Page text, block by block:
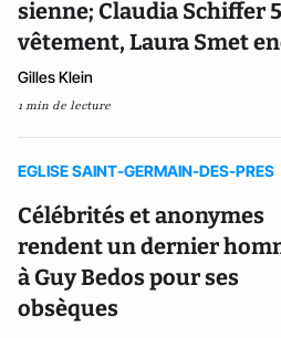
sienne; Claudia Schiffer
vêtement, Laura Smet
Gilles Klein
1 min de lecture
EGLISE SAINT-GERMAIN-DES-PRES
Célébrités et anonymes
rendent un dernier
à Guy Bedos pour ses
obsèques